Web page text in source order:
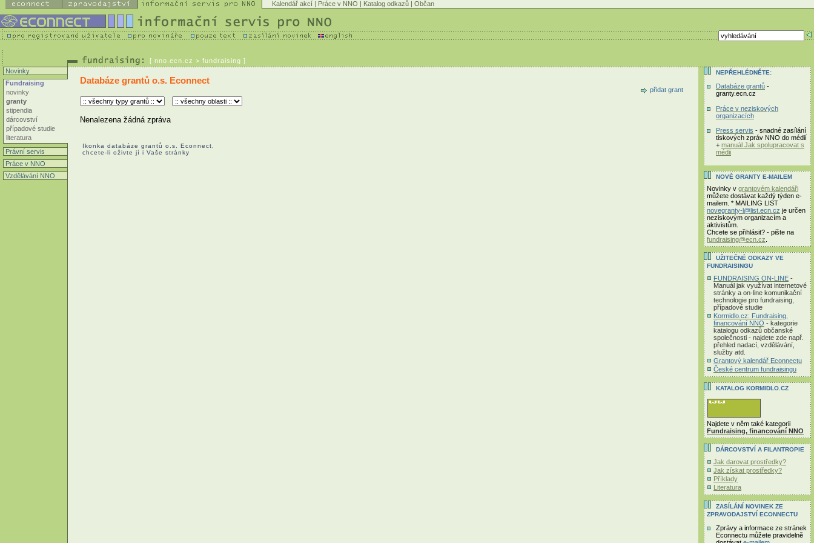
Kalendář akcí | Práce v NNO | Katalog odkazů | Občan
[ nno.ecn.cz > fundraising ]
Novinky
Fundraising
novinky
granty
stipendia
dárcovství
případové studie
literatura
Právní servis
Práce v NNO
Vzdělávání NNO
Databáze grantů o.s. Econnect
přidat grant
Nenalezena žádná zpráva
Ikonka databáze grantů o.s. Econnect,
chcete-li oživte jí i Vaše stránky
NEPŘEHLÉDNĚTE:
Databáze grantů -
granty.ecn.cz
Práce v neziskových
organizacích
Press servis - snadné zasílání
tiskových zpráv NNO do médií
+ manuál Jak spolupracovat s
médii
NOVÉ GRANTY E-MAILEM
Novinky v grantovém kalendáři
můžete dostávat každý týden e-
mailem. * MAILING LIST
novegranty-l@list.ecn.cz je určen
neziskovým organizacím a
aktivistům.
Chcete se přihlásit? - pište na
fundraising@ecn.cz
UŽITEČNÉ ODKAZY VE
FUNDRAISINGU
FUNDRAISING ON-LINE -
Manuál jak využívat internetové
stránky a on-line komunikační
technologie pro fundraising,
případové studie
Kormidlo.cz: Fundraising,
financování NNO - kategorie
katalogu odkazů občanské
společnosti - najdete zde např.
přehled nadací, vzdělávání,
služby atd.
Grantový kalendář Econnectu
České centrum fundraisingu
KATALOG KORMIDLO.CZ
Najdete v něm také kategorii
Fundraising, financování NNO
DÁRCOVSTVÍ A FILANTROPIE
Jak darovat prostředky?
Jak získat prostředky?
Příklady
Literatura
ZASÍLÁNÍ NOVINEK ZE
ZPRAVODAJSTVÍ ECONNECTU
Zprávy a informace ze stránek
Econnectu můžete pravidelně